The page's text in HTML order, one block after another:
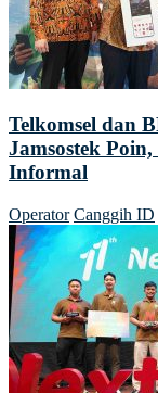
Telkomsel dan
Jamsostek
Informal
Operator Canggih ID